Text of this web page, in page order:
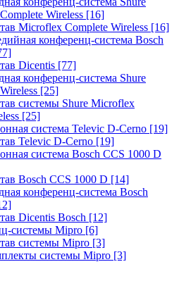
Wireless [16]
Microflex Complete Wireless [16]
конференц-система Bosch
Dicentis [77]
конференц-система Shure
[25]
системы Shure Microflex
[25]
система Televic D-Cerno [19]
Televic D-Cerno [19]
система Bosch CCS 1000 D
Bosch CCS 1000 D [14]
конференц-система Bosch
Dicentis Bosch [12]
системы Mipro [6]
системы Mipro [3]
системы Mipro [3]